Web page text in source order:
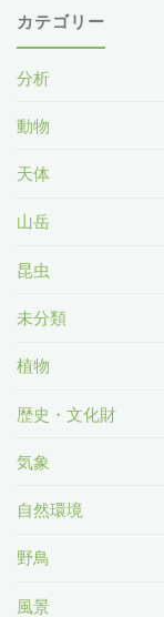
カテゴリー
分析
動物
天体
山岳
昆虫
未分類
植物
歴史・文化財
気象
自然環境
野鳥
風景